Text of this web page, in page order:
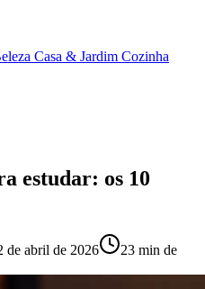
Casa & Jardim Cozinha
estudar: os 10
de abril de 2026
23 min de